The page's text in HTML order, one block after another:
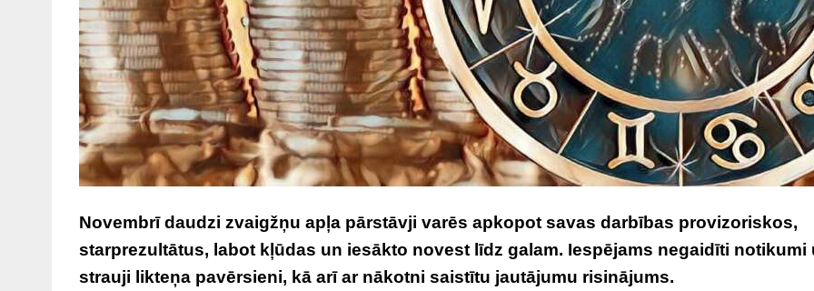
Novembrī daudzi zvaigžņu apļa pārstāvji varēs apkopot savas darbības provizoriskos,
starprezultātus, labot kļūdas un iesākto novest līdz galam. Iespējams negaidīti notikumi
strauji likteņa pavērsieni, kā arī ar nākotni saistītu jautājumu risinājums.